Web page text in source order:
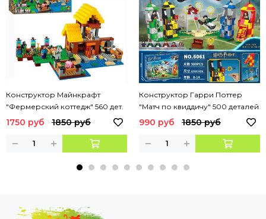
Конструктор Майнкрафт
"Фермерский коттедж" 560 дет.
арт. 10813
1750 руб 1850 руб
Конструктор Гарри Поттер
"Матч по квиддичу" 500 деталей
990 руб 1850 руб